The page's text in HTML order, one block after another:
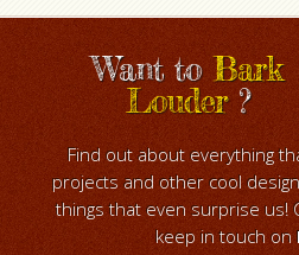
Want toBark
Louder?
Find out about everything
projects and other cool
things that even surprise us!
keep in touch on